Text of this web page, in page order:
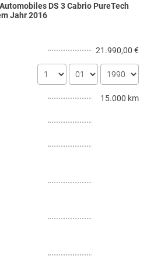
DS 3 Cabrio PureTech
Jahr2016
21.990,00 €
15.000 km